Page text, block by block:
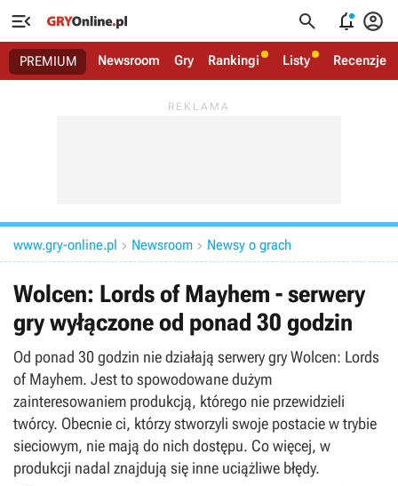
   
PREMIUM Newsroom Gry Rankingi Listy Recenzje
www.gry-online.pl  Newsroom  Newsy o grach
Wolcen: Lords of Mayhem - serwery
gry wyłączone od ponad 30 godzin
Od ponad 30 godzin nie działają serwery gry Wolcen: Lords
of Mayhem. Jest to spowodowane dużym
zainteresowaniem produkcją, którego nie przewidzieli
twórcy. Obecnie ci, którzy stworzyli swoje postacie w trybie
sieciowym, nie mają do nich dostępu. Co więcej, w
produkcji nadal znajdują się inne uciążliwe błędy.